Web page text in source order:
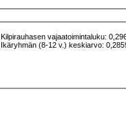
Kilpirauhasen vajaatoimintaluku:
Ikäryhmän (8-12 v.) keskiarvo: